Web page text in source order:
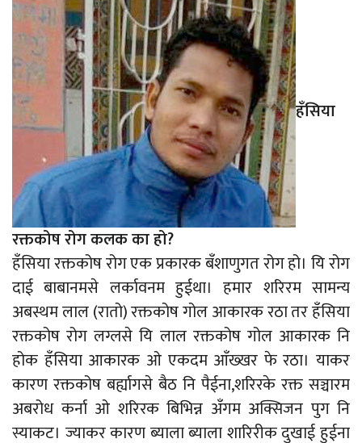
हँसिया
रक्तकोष रोग कलक का हो?
हँसिया रक्तकोष रोग एक प्रकारक बँशाणुगत रोग हो। यि रोग
दाई बाबानमसे लर्कावनम हुईथा। हमार शरिरम सामन्य
अबस्थम लाल (रातो) रक्तकोष गोल आकारक रठा तर हँसिया
रक्तकोष रोग लग्लसे यि लाल रक्तकोष गोल आकारक नि
होक हँसिया आकारक ओ एकदम आँख्खर फे रठा। याकर
कारण रक्तकोष बर्ह्यागसे बैठ नि पैईना,शरिरके रक्त सञ्चारम
अबरोध कर्ना ओ शरिरक बिभिन्न अँगम अक्सिजन पुग नि
स्याकट। ज्याकर कारण ब्याला ब्याला शारिरीक दुखाई हुईना